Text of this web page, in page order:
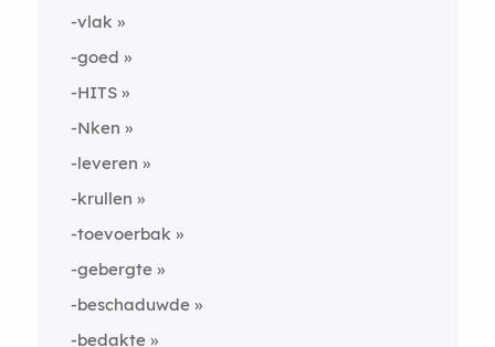
-vlak
-goed
-HITS
-Nken
-leveren
-krullen
-toevoerbak
-gebergte
-beschaduwde
-bedakte